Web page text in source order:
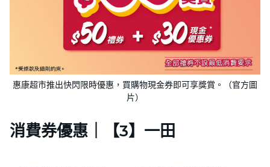
惠康超市推出快閃限時優惠，買購物現金券即可享獎賞。（官方圖
片）
消費券優惠｜【3】一田